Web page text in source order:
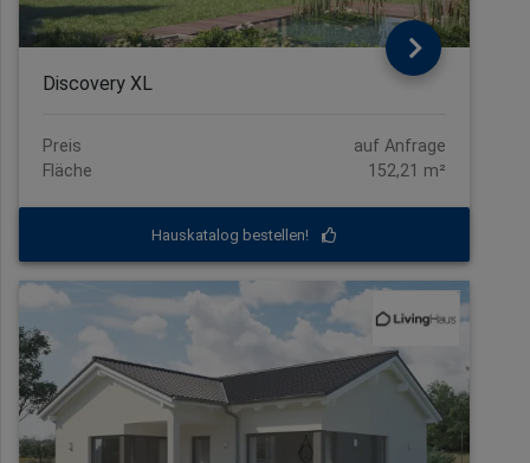
Discovery XL
Preis
auf Anfrage
Fläche
152,21 m²
Hauskatalog bestellen!